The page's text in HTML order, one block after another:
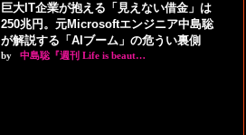
巨大IT企業が抱える「見えない借金」は
250兆円。元Microsoftエンジニア中島聡
が解説する「AIブーム」の危うい裏側
by 中島聡『週刊 Life is beaut…